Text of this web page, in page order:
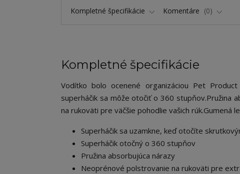
Kompletné špecifikácie Komentáre 0
Kompletné špecifikácie
Vodítko bolo ocenené organizáciou Pet
superháčik sa môže otočiť o 360 stupňov.Pružina
na rukoväti pre väčšie pohodlie vašich rúk.Gumená
Superháčik sa uzamkne, keď otočíte
Superháčik otočný o 360 stupňov
Pružina absorbujúca nárazy
Neoprénové polstrovanie na rukoväti pre